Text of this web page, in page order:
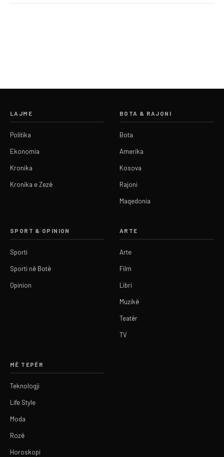
LAJME
Politika
Ekonomia
Kronika
Kronika e Zezë
BOTA & RAJONI
Bota
Amerika
Kosova
Rajoni
Maqedonia
SPORT & OPINION
Sporti
Sporti në Botë
Opinion
ARTE
Arte
Film
Libri
Muzikë
Teatër
TV
MË TEPËR
Teknologji
Life Style
Moda
Rozë
Horoskopi